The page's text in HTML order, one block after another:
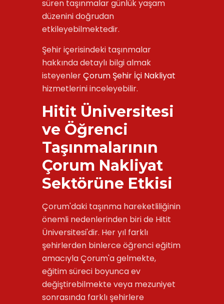
süren taşınmalar günlük yaşam
düzenini doğrudan
etkileyebilmektedir.
Şehir içerisindeki taşınmalar
hakkında detaylı bilgi almak
isteyenlerÇorum Şehir İçi Nakliyat
hizmetlerini inceleyebilir.
Hitit Üniversitesi
ve Öğrenci
Taşınmalarının
Çorum Nakliyat
Sektörüne Etkisi
Çorum'daki taşınma hareketliliğinin
önemli nedenlerinden biri de Hitit
Üniversitesi'dir. Her yıl farklı
şehirlerden binlerce öğrenci eğitim
amacıyla Çorum'a gelmekte,
eğitim süreci boyunca ev
değiştirebilmekte veya mezuniyet
sonrasında farklı şehirlere